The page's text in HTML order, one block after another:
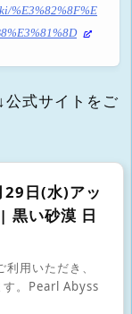
%E3%82%8F%E
公式サイトをご
日(水)アッ
黒い砂漠 日
用いただき、
す。Pearl Abyss